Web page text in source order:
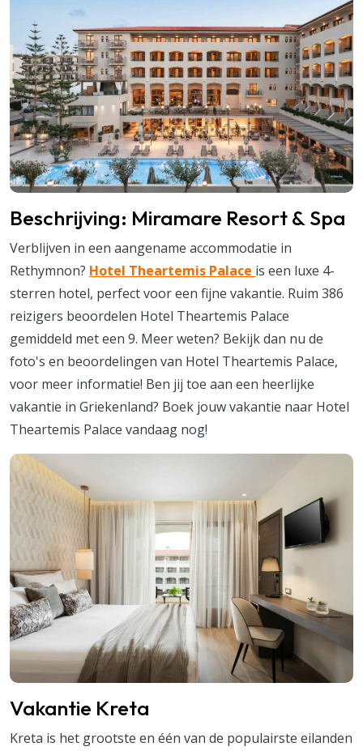
Beschrijving: Miramare Resort & Spa
Verblijven in een aangename accommodatie in
Rethymnon? Hotel Theartemis Palace is een luxe 4-
sterren hotel, perfect voor een fijne vakantie. Ruim 386
reizigers beoordelen Hotel Theartemis Palace
gemiddeld met een 9. Meer weten? Bekijk dan nu de
foto's en beoordelingen van Hotel Theartemis Palace,
voor meer informatie! Ben jij toe aan een heerlijke
vakantie in Griekenland? Boek jouw vakantie naar Hotel
Theartemis Palace vandaag nog!
Vakantie Kreta
Kreta is het grootste en één van de populairste eilanden